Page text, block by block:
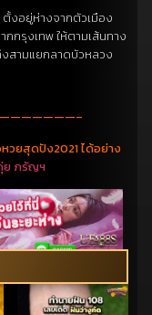
งอยู่ห่างจากตัวเมือง
กรุงเทพ ให้ตามเส้นทาง
สามแยกลาดบัวหลวง
วยสุดปัง2021 ได้อย่าง
ย ภรัญฯ